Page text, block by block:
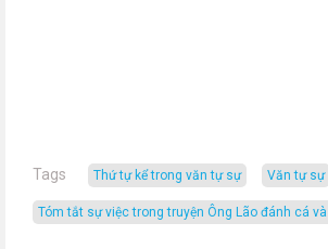
Tags Thứ tự kể trong văn tự sự văn tự sự
tóm tắt sự việc trong truyện Ông Lão đánh cá